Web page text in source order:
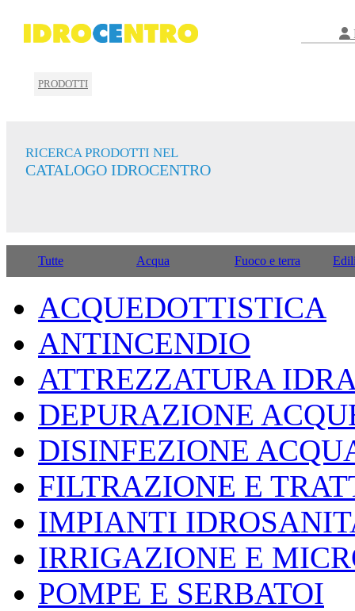
PRODOTTI
RICERCA PRODOTTI NEL
CATALOGO IDROCENTRO
Tutte Acqua Fuoco e terra
ACQUEDOTTISTICA
ANTINCENDIO
ATTREZZATURA
DEPURAZIONE
DISINFEZIONE
FILTRAZIONE E
IMPIANTI
IRRIGAZIONE E
POMPE E SERBATOI